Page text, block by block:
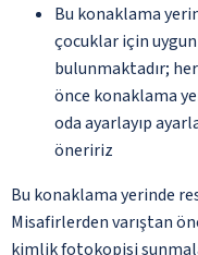
Bu konaklama
çocuklar için
bulunmaktadır;
önce konaklama
oda ayarlayıp
öneririz
Bu konaklama yerinde
Misafirlerden varıştan
kimlik fotokopisi